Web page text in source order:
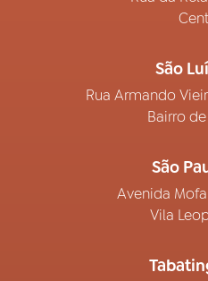
São
Rua Armando
Bairro
São
Avenida
Vila